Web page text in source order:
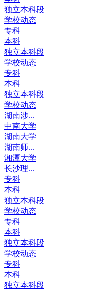
独立本科段
学校动态
专科
本科
独立本科段
学校动态
专科
本科
独立本科段
学校动态
湖南涉...
中南大学
湖南大学
湖南师...
湘潭大学
长沙理...
专科
本科
独立本科段
学校动态
专科
本科
独立本科段
学校动态
专科
本科
独立本科段